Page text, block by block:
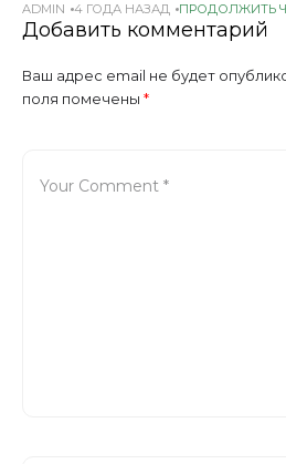
отметил, что в Кыргызстане к 2030
снижение выбросов парниковых
ADMIN 4 ГОДА НАЗАД ПРОДОЛЖИТЬ
Добавить комментарий
Ваш адрес email не будет
поля помечены *